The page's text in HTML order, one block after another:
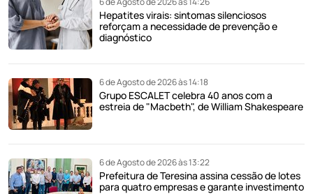
Hepatites virais: sintomas silenciosos
reforçam a necessidade de prevenção e
diagnóstico
6 de Agosto de 2026 às 14:18
Grupo ESCALET celebra 40 anos com a
estreia de "Macbeth", de William Shakespeare
6 de Agosto de 2026 às 13:22
Prefeitura de Teresina assina cessão de lotes
para quatro empresas e garante investimento